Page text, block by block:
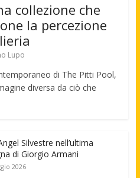
collezione che
la percezione
Lupo
di The Pitti Pool,
diversa da ciò che
Silvestre nell’ultima
di Giorgio Armani
2026